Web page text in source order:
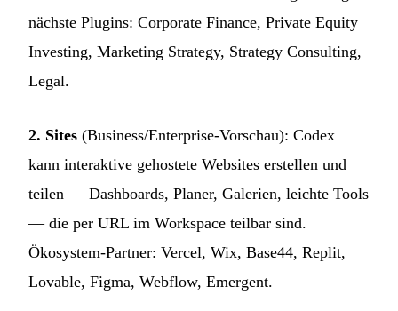
nächste Plugins: Corporate Finance, Private Equity
Investing, Marketing Strategy, Strategy Consulting,
Legal.
2. Sites (Business/Enterprise-Vorschau): Codex
kann interaktive gehostete Websites erstellen und
teilen — Dashboards, Planer, Galerien, leichte Tools
— die per URL im Workspace teilbar sind.
Ökosystem-Partner: Vercel, Wix, Base44, Replit,
Lovable, Figma, Webflow, Emergent.